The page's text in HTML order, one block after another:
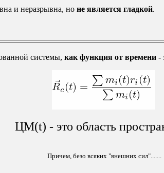
и неразрывна, но не является гладкой.
системы, как функция от времени -
ЦМ(t) - это область
Причем, безо всяких "внешних сил".......